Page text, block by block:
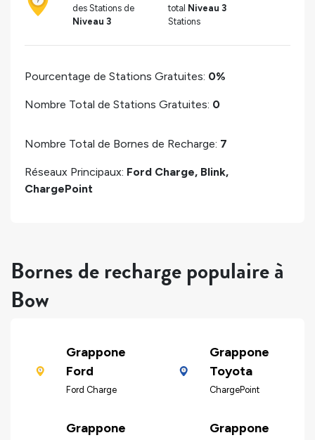
des Stations de
Niveau 3
total Niveau 3
Stations
Pourcentage de Stations Gratuites: 0%
Nombre Total de Stations Gratuites: 0
Nombre Total de Bornes de Recharge: 7
Réseaux Principaux: Ford Charge, Blink,
ChargePoint
Bornes de recharge populaire à
Bow
Grappone
Ford
Ford Charge
Grappone
Toyota
ChargePoint
Grappone
Grappone